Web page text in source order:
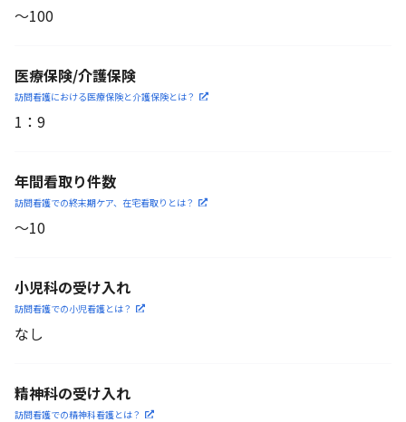
〜100
医療保険/介護保険
訪問看護における医療保険と介護保険とは？
1 ： 9
年間看取り件数
訪問看護での終末期ケア、 在宅看取りとは？
〜10
小児科の受け入れ
訪問看護での小児看護とは？
なし
精神科の受け入れ
訪問看護での精神科看護とは？